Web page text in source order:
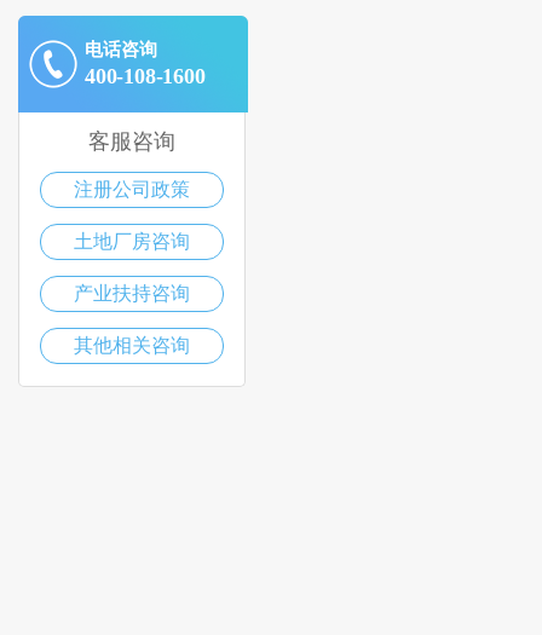
电话咨询
400-108-1600
客服咨询
注册公司政策
土地厂房咨询
产业扶持咨询
其他相关咨询